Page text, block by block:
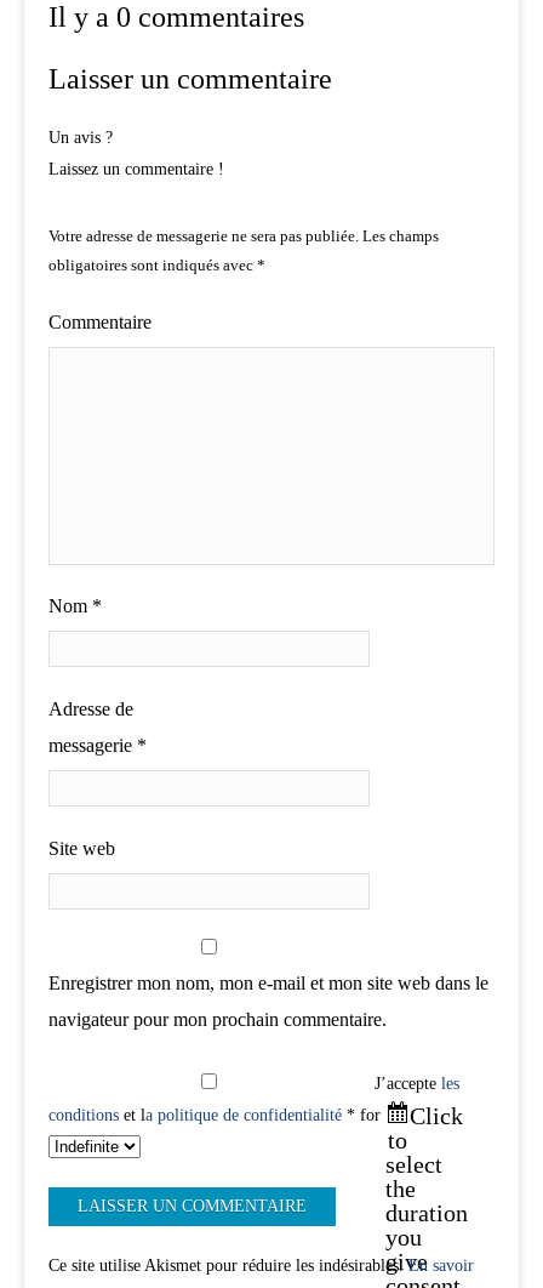
Il y a 0 commentaires
Laisser un commentaire
Un avis ?
Laissez un commentaire !
Votre adresse de messagerie ne sera pas publiée. Les champs
obligatoires sont indiqués avec *
Commentaire
Nom *
Adresse de
messagerie *
Site web
Enregistrer mon nom, mon e-mail et mon site web dans le
navigateur pour mon prochain commentaire.
J’accepte les
conditions et la politique de confidentialité * for
Click
to
select
the
duration
you
give
consent
Ce site utilise Akismet pour réduire les indésirables.En savoir